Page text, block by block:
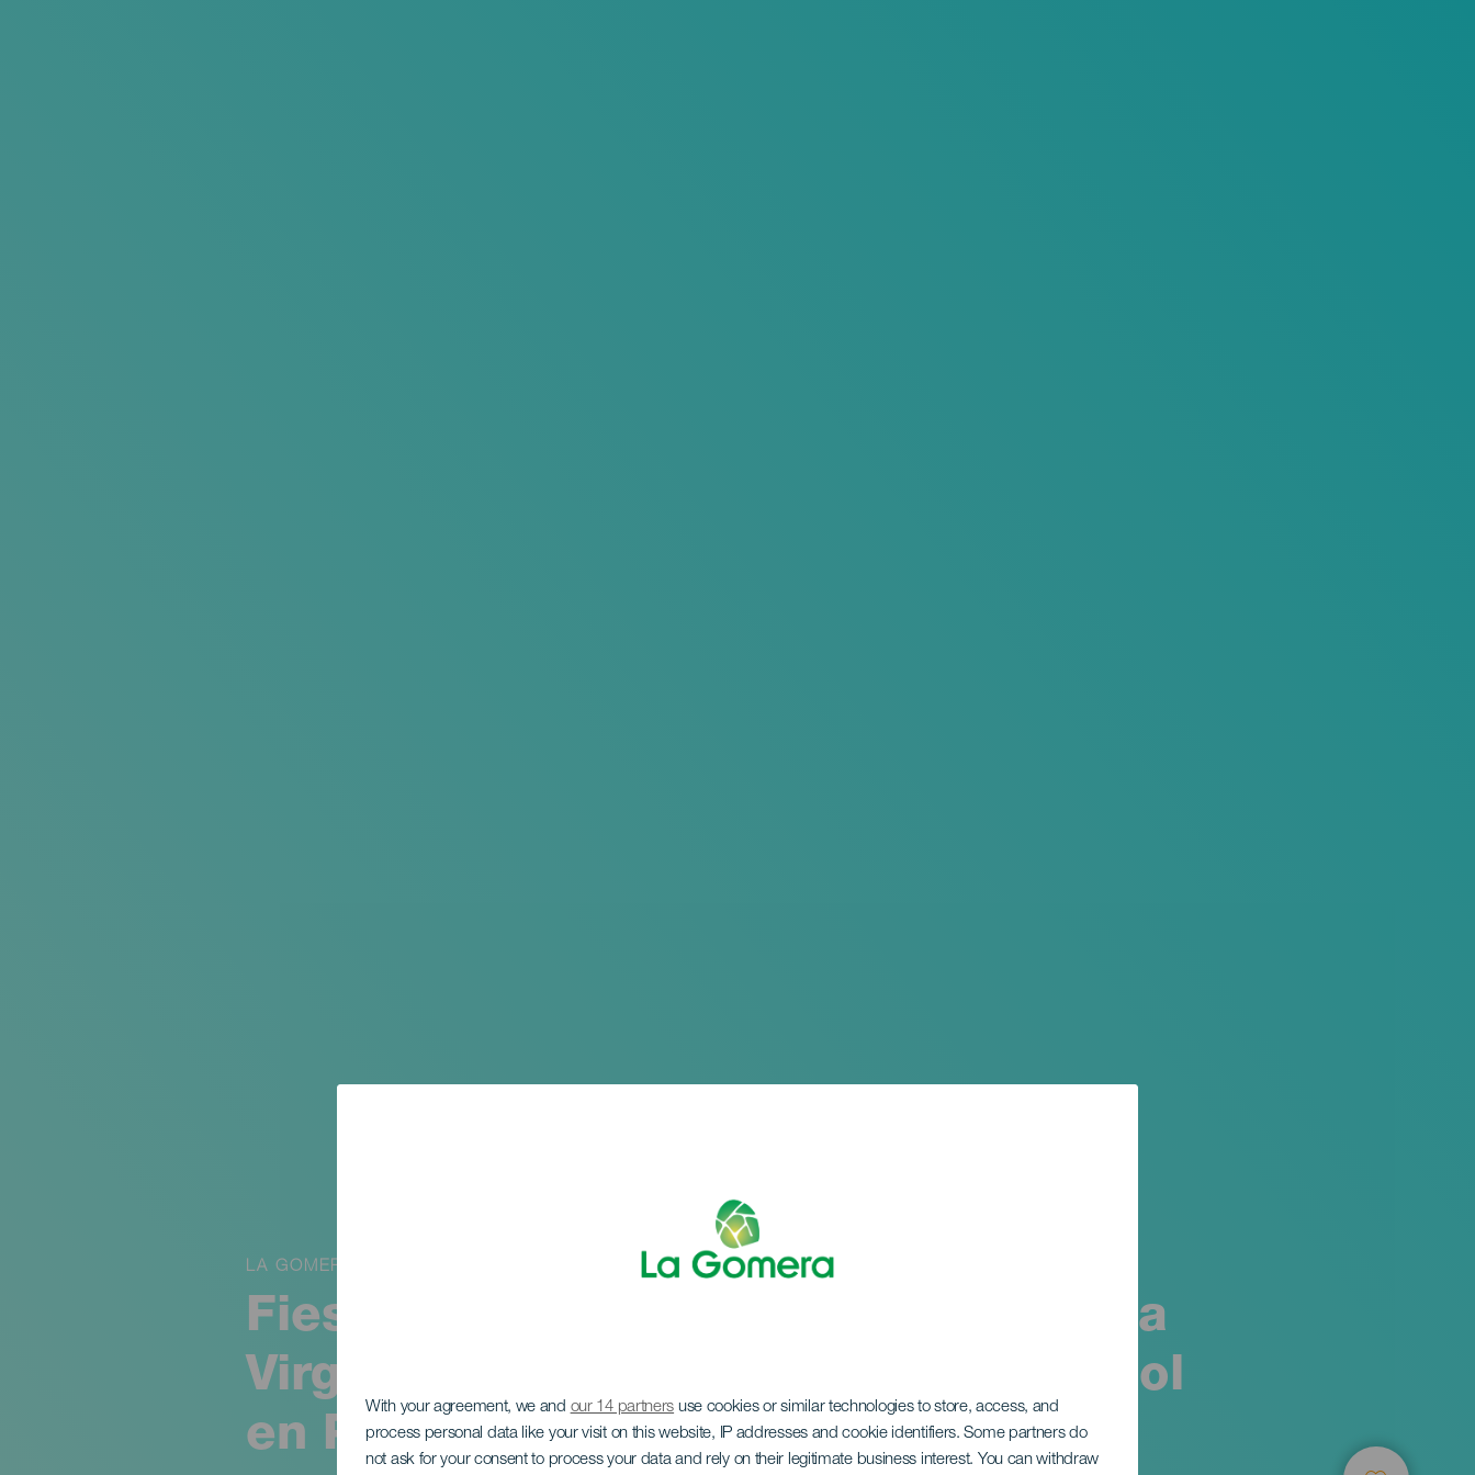
With your agreement, we and our 14 partners use cookies or similar technologies to store, access, and
process personal data like your visit on this website, IP addresses and cookie identifiers. Some partners do
not ask for your consent to process your data and rely on their legitimate business interest. You can withdraw
Fiestas en honor a Nuestra Señora la
Virgen del Carmen y Santiago Apóstol
en Playa de Santiago
LA GOMERA